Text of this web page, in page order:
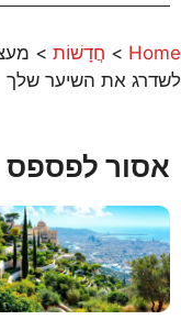
Home
> חֲדָשׁוֹת >
לשדרג את השיער שלך
אסור לפספס